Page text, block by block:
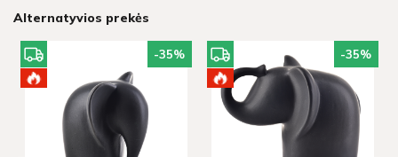
Alternatyvios prekės
-35% -35%